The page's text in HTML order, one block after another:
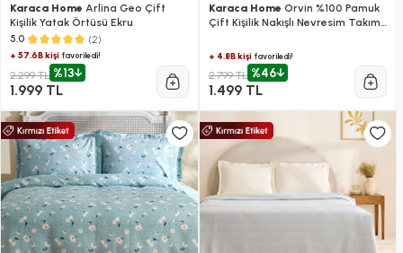
Karaca Home Arlina Geo Çift
Kişilik Yatak Örtüsü Ekru
5.0 (2)
+ 57.6B kişi favoriledi!
2.299 TL %13
1.999 TL
Karaca Home Orvin %100 Pamuk
Çift Kişilik Nakışlı Nevresim Takımı
+ 4.8B kişifavoriledi!
2.799 TL %46
1.499 TL